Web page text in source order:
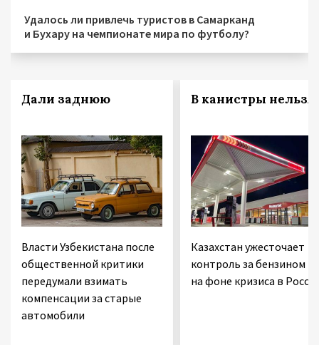
Удалось ли привлечь туристов в Самарканд
и Бухару на чемпионате мира по футболу?
Дали заднюю
Власти Узбекистана после
общественной критики
передумали взимать
компенсации за старые
автомобили
В канистры нельзя!
Казахстан ужесточает
контроль за бензином
на фоне кризиса в